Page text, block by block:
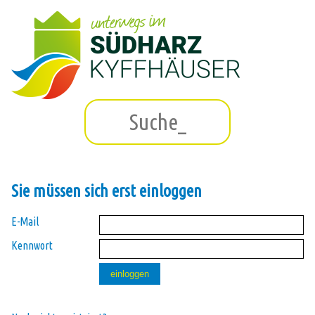
Sie müssen sich erst einloggen
E-Mail
Kennwort
einloggen